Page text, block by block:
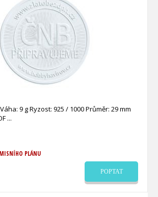
9 g Ryzost: 925 / 1000 Průměr: 29 mm
PLÁNU
POPTAT